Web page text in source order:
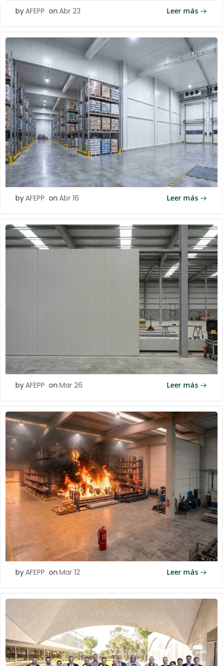
byAFEPP on Abr 23 Leer más
byAFEPP on Abr 16 Leer más
byAFEPP on Mar 26 Leer más
byAFEPP on Mar 12 Leer más